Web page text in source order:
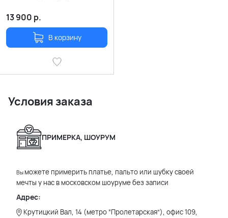
13 900 р.
В корзину
Условия заказа
ПРИМЕРКА, ШОУРУМ
Вы можете примерить платье, пальто или шубку своей
мечты у нас в московском шоуруме без записи
Адрес:
Крутицкий Вал, 14 (метро “Пролетарская”), офис 109,